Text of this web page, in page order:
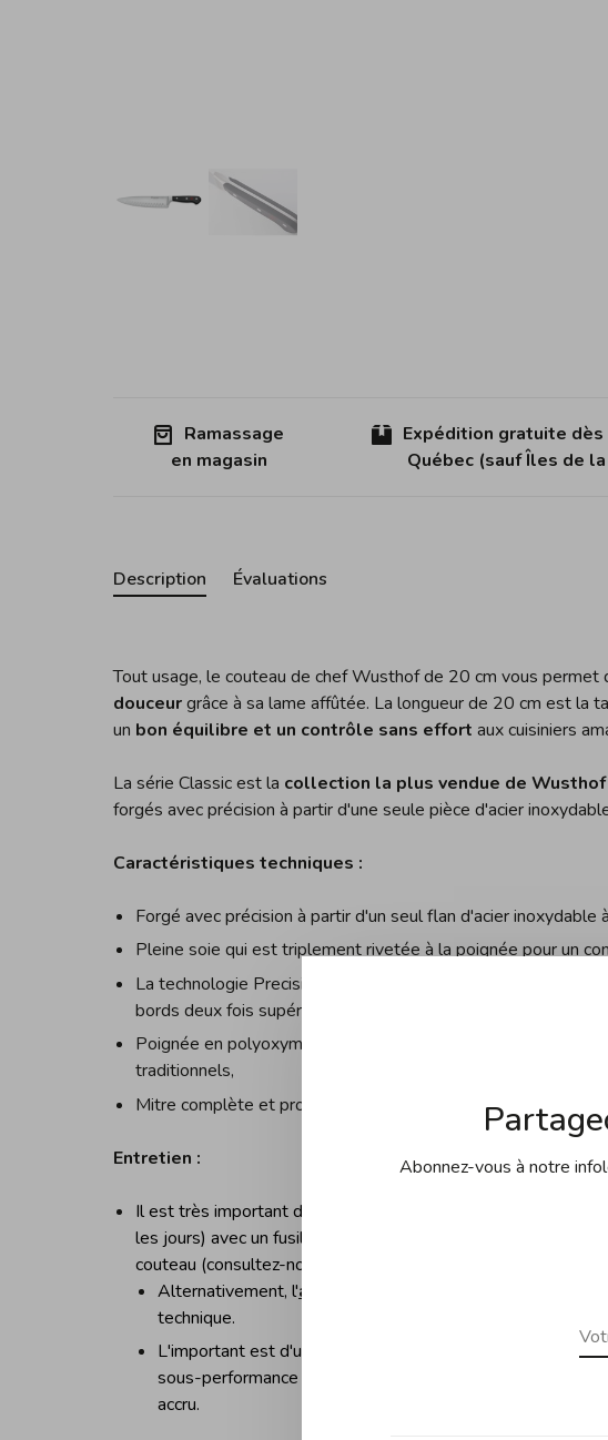
Ramassage
en magasin
Expédition gratuite dès
Québec (sauf Îles de
Description Évaluations
Tout usage, le couteau de chef Wusthof de 20 cm vous permet
douceurgrâce à sa lame affûtée. La longueur de 20 cm est la
un bon équilibre et un contrôle sans effort aux cuisiniers
La série Classic est la collection la plus vendue de Wusthof
forgés avec précision à partir d'une seule pièce d'acier
Caractéristiques techniques :
Forgé avec précision à partir d'un seul flan d'acier inoxydable
Pleine soie qui est triplement rivetée à la poignée pour un
La technologie Precision Edge (PEtec) donne une lame 20
bords deux fois supérieure.
Poignée en polyoxyméthylène (POM) confortable et très
traditionnels,
Mitre complète et protège-doigts
Entretien :
Il est très important d'entretenir votre couteau fréquemment
les jours) avec un fusil (ou queue-de-rat) composée d'un
couteau (consultez-nous pour de plus amples informations).
Alternativement, l'aiguisoir deux étapes
technique.
L'important est d'utiliser l'un ou l'autre, mais d'en utiliser
sous-performance du tranchant de votre couteau et vous
accru.
Abonnez-vous à notre